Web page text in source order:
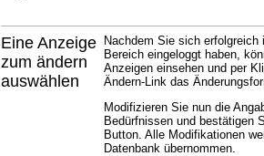
Eine Anzeige
zum ändern
auswählen
Nachdem Sie sich erfolgreich
Bereich eingeloggt haben,
Anzeigen einsehen und per
Ändern-Link das
Modifizieren Sie nun die
Bedürfnissen und bestätigen
Button. Alle Modifikationen
Datenbank übernommen.